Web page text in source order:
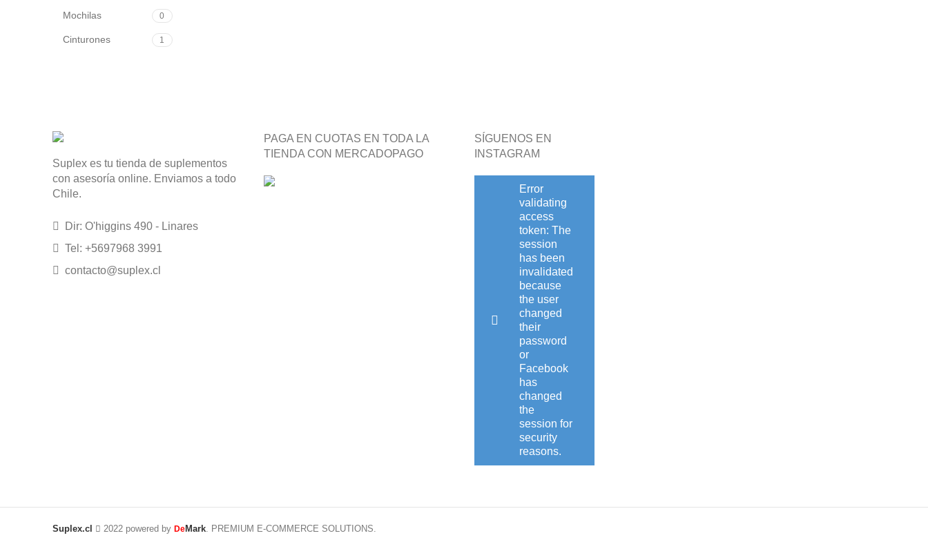
Mochilas 0
Cinturones 1
Suplex es tu tienda de suplementos
con asesoría online. Enviamos a todo
Chile.
Dir: O'higgins 490 - Linares
Tel: +5697968 3991
contacto@suplex.cl
PAGA EN CUOTAS EN TODA LA
TIENDA CON MERCADOPAGO
SÍGUENOS EN
INSTAGRAM
Error
validating
access
token: The
session
has been
invalidated
because
the user
changed
their
password
or
Facebook
has
changed
the
session for
security
reasons.
Suplex.cl 2022 powered by DeMark. PREMIUM E-COMMERCE SOLUTIONS.